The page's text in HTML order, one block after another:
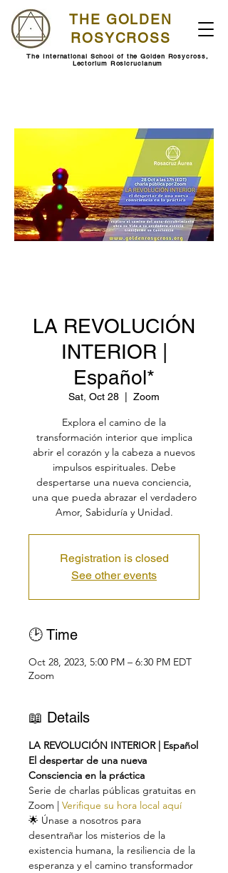
THE GOLDEN
ROSYCROSS
The International School of the Golden Rosycross,
Lectorium Rosicrucianum
LA REVOLUCIÓN
INTERIOR |
Español*
Sat, Oct 28 Zoom
Explora el camino de la
transformación interior que implica
abrir el corazón y la cabeza a nuevos
impulsos espirituales. Debe
despertarse una nueva conciencia,
una que pueda abrazar el verdadero
Amor, Sabiduría y Unidad.
Registration is closed
See other events
🕑 Time
Oct 28, 2023, 5:00 PM – 6:30 PM EDT
Zoom
📖 Details
LA REVOLUCIÓN INTERIOR | Español
El despertar de una nueva
Consciencia en la práctica
Serie de charlas públicas gratuitas en
Zoom | Verifique su hora local aquí
🌟 Únase a nosotros para
desentrañar los misterios de la
existencia humana, la resiliencia de la
esperanza y el camino transformador